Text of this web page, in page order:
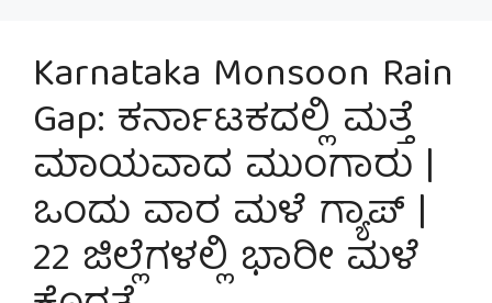
Karnataka Monsoon Rain
Gap: ಕರ್ನಾಟಕದಲ್ಲಿ ಮತ್ತೆ
ಮಾಯವಾದ ಮುಂಗಾರು |
ಒಂದು ವಾರ ಮಳೆ ಗ್ಯಾಪ್ |
22 ಜಿಲ್ಲೆಗಳಲ್ಲಿ ಭಾರೀ ಮಳೆ